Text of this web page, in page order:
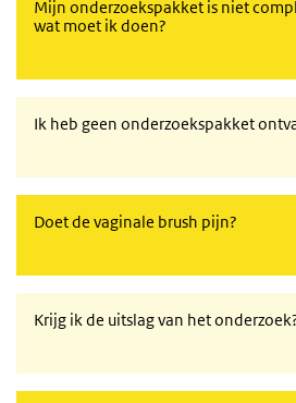
Mijn onderzoekspakket is niet
wat moet ik doen?
Ik heb geen onderzoekspakket
Doet de vaginale brush pijn?
Krijg ik de uitslag van het